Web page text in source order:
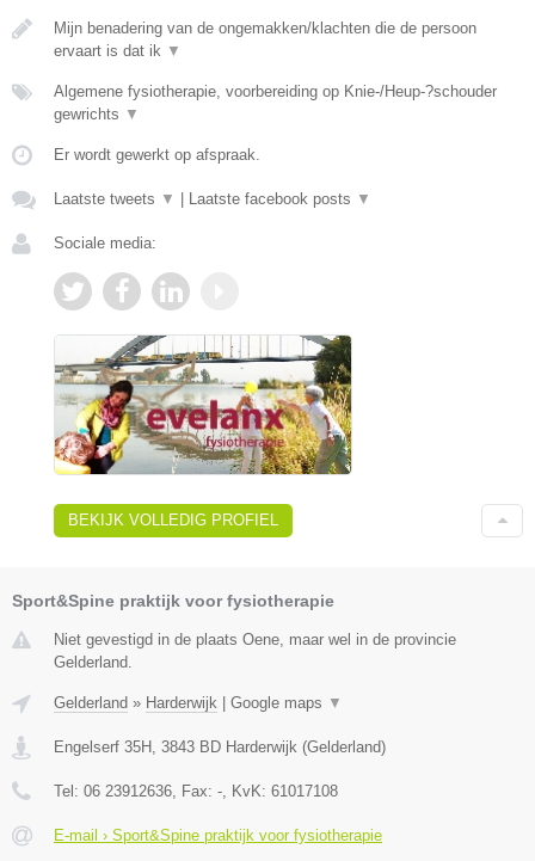
Mijn benadering van de ongemakken/klachten die de persoon
ervaart is dat ik ▼
Algemene fysiotherapie, voorbereiding op Knie-/Heup-?schouder
gewrichts ▼
Er wordt gewerkt op afspraak.
Laatste tweets ▼ | Laatste facebook posts ▼
Sociale media:
BEKIJK VOLLEDIG PROFIEL
Sport&Spine praktijk voor fysiotherapie
Niet gevestigd in de plaats Oene, maar wel in de provincie
Gelderland.
Gelderland » Harderwijk | Google maps ▼
Engelserf 35H 3843 BD Harderwijk (Gelderland)
Tel: 06 23912636 , Fax: - , KvK: 61017108
E-mail › Sport&Spine praktijk voor fysiotherapie